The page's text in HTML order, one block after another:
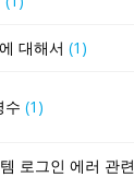
대해서 (1)
수 (1)
로그인 에러 관련